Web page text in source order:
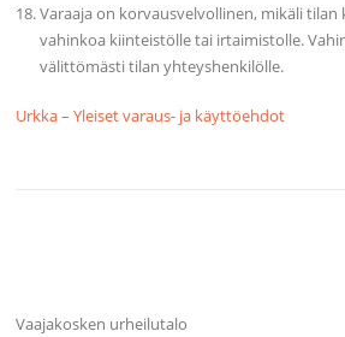
Varaaja on korvausvelvollinen, mikäli
vahinkoa kiinteistölle tai irtaimistolle.
välittömästi tilan yhteyshenkilölle.
Urkka – Yleiset varaus- ja käyttöehdot
Vaajakosken urheilutalo